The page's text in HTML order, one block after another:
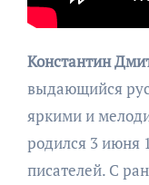
Константин
выдающийся
яркими и
родился 3 июня
писателей. С